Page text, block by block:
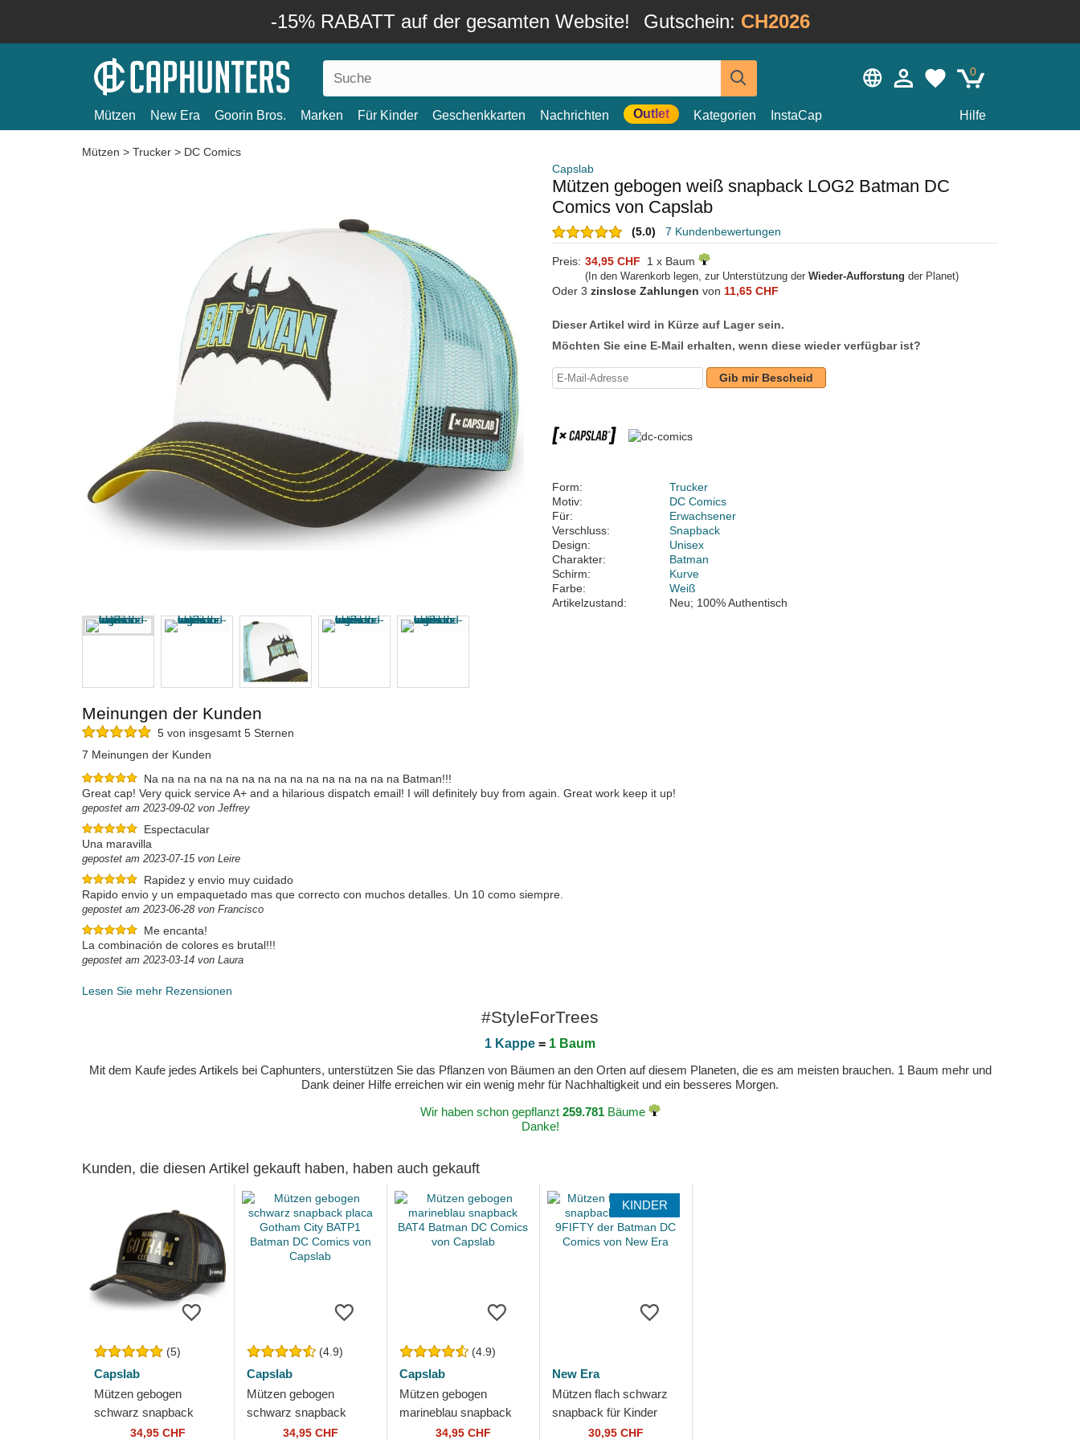
-15% RABATT auf der gesamten Website! Gutschein: CH2026
0
Mützen New Era Goorin Bros. Marken Für Kinder Geschenkkarten Nachrichten Outlet Kategorien InstaCap Hilfe
Mützen > Trucker > DC Comics
Capslab
Mützen gebogen weiß snapback LOG2 Batman DC
Comics von Capslab
(5.0) 7 Kundenbewertungen
Preis: 34,95 CHF 1 x Baum
(In den Warenkorb legen, zur Unterstützung der Wieder-Aufforstung der Planet)
Oder 3 zinslose Zahlungen von 11,65 CHF
Dieser Artikel wird in Kürze auf Lager sein.
Möchten Sie eine E-Mail erhalten, wenn diese wieder verfügbar ist?
Gib mir Bescheid
Form:
Trucker
Motiv:
DC Comics
Für:
Erwachsener
Verschluss:
Snapback
Design:
Unisex
Charakter:
Batman
Schirm:
Kurve
Farbe:
Weiß
Artikelzustand:
Neu; 100% Authentisch
Meinungen der Kunden
5 von insgesamt 5 Sternen
7 Meinungen der Kunden
Na na na na na na na na na na na na na na na na Batman!!!
Great cap! Very quick service A+ and a hilarious dispatch email! I will definitely buy from again. Great work keep it up!
gepostet am 2023-09-02 von Jeffrey
Espectacular
Una maravilla
gepostet am 2023-07-15 von Leire
Rapidez y envio muy cuidado
Rapido envio y un empaquetado mas que correcto con muchos detalles. Un 10 como siempre.
gepostet am 2023-06-28 von Francisco
Me encanta!
La combinación de colores es brutal!!!
gepostet am 2023-03-14 von Laura
Lesen Sie mehr Rezensionen
#StyleForTrees
1 Kappe = 1 Baum
Mit dem Kaufe jedes Artikels bei Caphunters, unterstützen Sie das Pflanzen von Bäumen an den Orten auf diesem Planeten, die es am meisten brauchen. 1 Baum mehr und
Dank deiner Hilfe erreichen wir ein wenig mehr für Nachhaltigkeit und ein besseres Morgen.
Wir haben schon gepflanzt 259.781Bäume
Danke!
Kunden, die diesen Artikel gekauft haben, haben auch gekauft
(5)
Capslab
Mützen gebogen
schwarz snapback
placa Gotham City DC6
34,95 CHF
(4.9)
Capslab
Mützen gebogen
schwarz snapback
placa Gotham City
34,95 CHF
(4.9)
Capslab
Mützen gebogen
marineblau snapback
BAT4 Batman DC
34,95 CHF
KINDER
New Era
Mützen flach schwarz
snapback für Kinder
9FIFTY der Batman DC
30,95 CHF